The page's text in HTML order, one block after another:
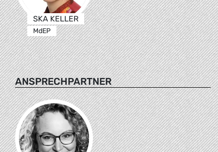
SKA KELLER
MdEP
ANSPRECHPARTNER